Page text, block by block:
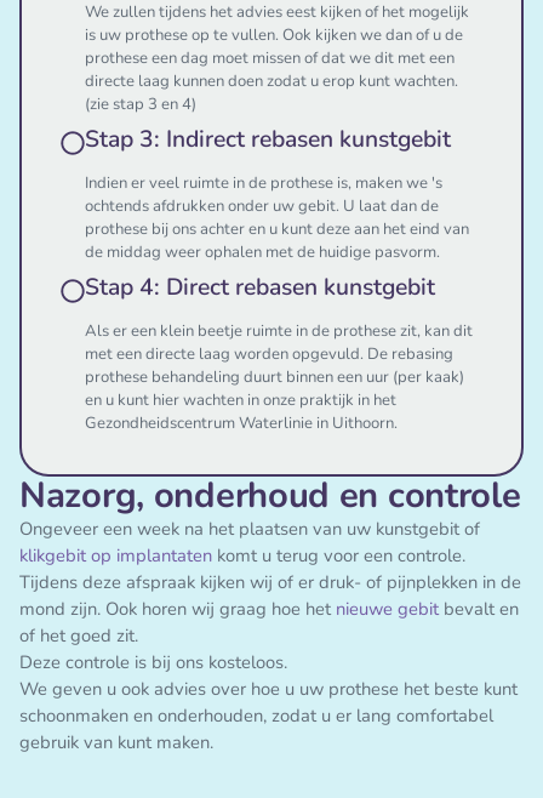
We zullen tijdens het advies eest kijken of het mogelijk
is uw prothese op te vullen. Ook kijken we dan of u de
prothese een dag moet missen of dat we dit met een
directe laag kunnen doen zodat u erop kunt wachten.
(zie stap 3 en 4)
Stap 3: Indirect rebasen kunstgebit
Indien er veel ruimte in de prothese is, maken we 's
ochtends afdrukken onder uw gebit. U laat dan de
prothese bij ons achter en u kunt deze aan het eind van
de middag weer ophalen met de huidige pasvorm.
Stap 4: Direct rebasen kunstgebit
Als er een klein beetje ruimte in de prothese zit, kan dit
met een directe laag worden opgevuld. De rebasing
prothese behandeling duurt binnen een uur (per kaak)
en u kunt hier wachten in onze praktijk in het
Gezondheidscentrum Waterlinie in Uithoorn.
Nazorg, onderhoud en controle
Ongeveer een week na het plaatsen van uw kunstgebit of
klikgebit op implantaten komt u terug voor een controle.
Tijdens deze afspraak kijken wij of er druk- of pijnplekken in de
mond zijn. Ook horen wij graag hoe het nieuwe gebitbevalt en
of het goed zit.
Deze controle is bij ons kosteloos.
We geven u ook advies over hoe u uw prothese het beste kunt
schoonmaken en onderhouden, zodat u er lang comfortabel
gebruik van kunt maken.